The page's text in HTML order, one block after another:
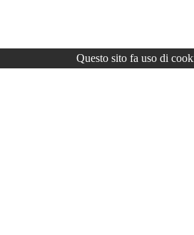
Questo sito fa uso di